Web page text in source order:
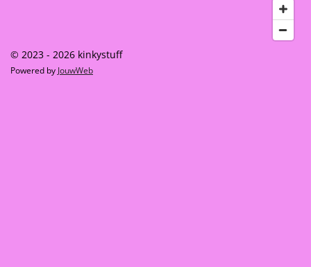
© 2023 - 2026 kinkystuff
Powered by JouwWeb